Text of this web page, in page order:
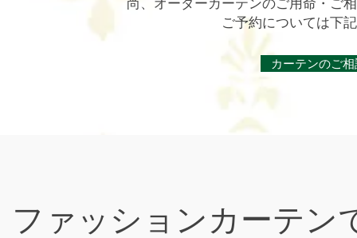
尚、オーダーカーテンのご用命・ご
ご予約については下
カーテンのご
ファッションカーテン